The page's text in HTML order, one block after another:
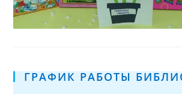
ГРАФИК РАБОТЫ